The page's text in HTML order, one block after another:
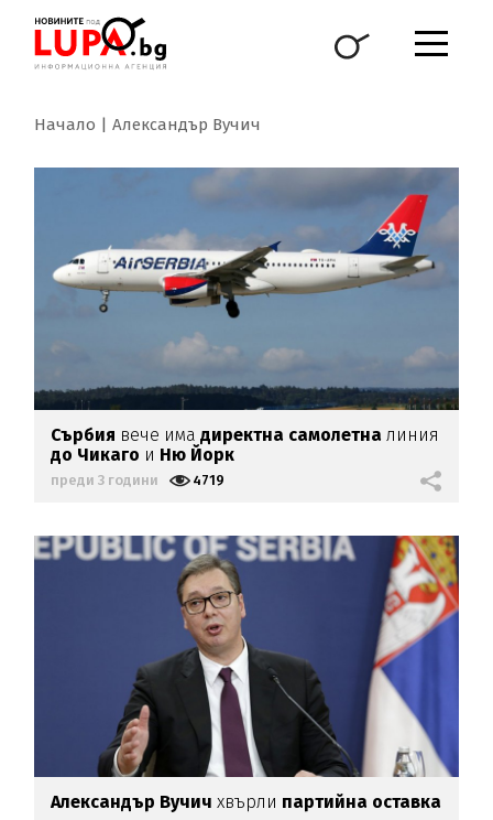
Начало Александър Вучич
Сърбия вече имадиректна самолетна линия
до Чикаго и Ню Йорк
преди 3 години 4719
Александър Вучичхвърли партийна оставка